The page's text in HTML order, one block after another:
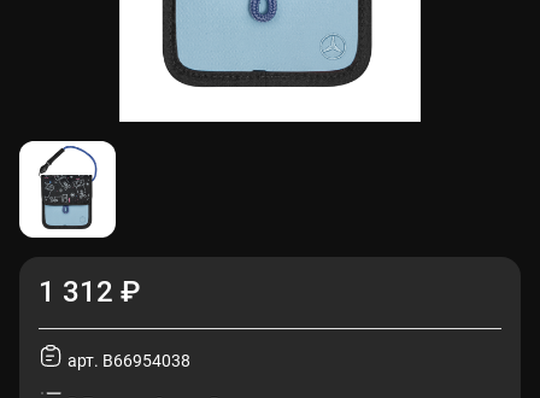
1 312 ₽
арт. B66954038